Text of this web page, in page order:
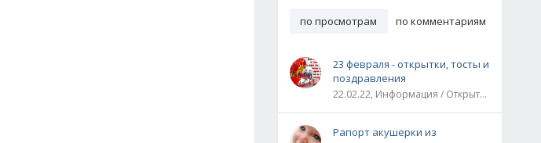
по просмотрам по комментариям
23 февраля - открытки, тосты и
поздравления
22.02.22, Информация / Открытки / Все праздники
Рапорт акушерки из